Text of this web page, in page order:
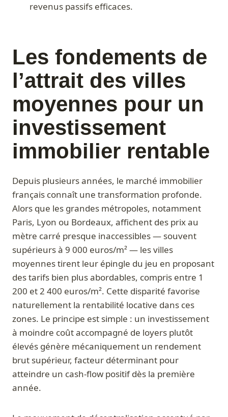
revenus passifs efficaces.
Les fondements de
l’attrait des villes
moyennes pour un
investissement
immobilier rentable
Depuis plusieurs années, le marché immobilier
français connaît une transformation profonde.
Alors que les grandes métropoles, notamment
Paris, Lyon ou Bordeaux, affichent des prix au
mètre carré presque inaccessibles — souvent
supérieurs à 9 000 euros/m² — les villes
moyennes tirent leur épingle du jeu en proposant
des tarifs bien plus abordables, compris entre 1
200 et 2 400 euros/m². Cette disparité favorise
naturellement la rentabilité locative dans ces
zones. Le principe est simple : un investissement
à moindre coût accompagné de loyers plutôt
élevés génère mécaniquement un rendement
brut supérieur, facteur déterminant pour
atteindre un cash-flow positif dès la première
année.